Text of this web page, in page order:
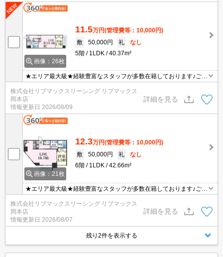
画像：26枚
11.5万円(管理費等：10,000円)
敷
50,000円 礼
なし
5階
1LDK 40.37m²
★エリア最大級★経験豊富なスタッフが多数在籍しております♪ご要
能！オンライン内覧・オンライン契約等弊社に一度も来店せずとも
問題ありません♪弊社ではネットに掲載されている物件も全てご紹介
可能になりますので気になる物件は全て申し付けください★
株式会社リブマックスリーシング リブマックス
岡本店
情報更新日 2026/08/09
詳細を見る
画像：21枚
12.3万円(管理費等：10,000円)
敷
50,000円 礼
なし
6階
1LDK 42.66m²
★エリア最大級★経験豊富なスタッフが多数在籍しております♪ご要
望がありましたらお申し付けください！初期費用クレジット支払可
能！オンライン内覧・オンライン契約等弊社に一度も来店せずとも
問題ありません♪弊社ではネットに掲載されている物件も全てご紹介
可能になりますので気になる物件は全て申し付けください★
株式会社リブマックスリーシング リブマックス
岡本店
情報更新日 2026/08/07
詳細を見る
残り2件を表示する